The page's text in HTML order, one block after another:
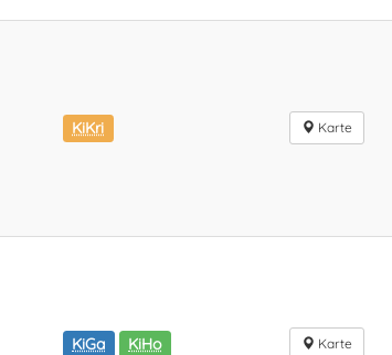
KiKri Karte
KiGa KiHo Karte